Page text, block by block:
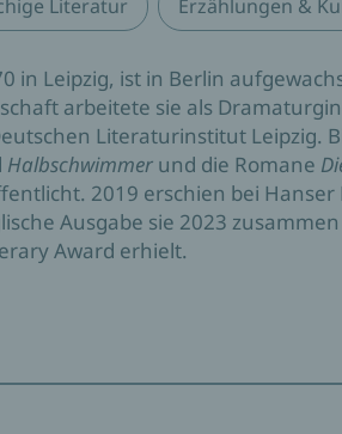
und gesundem Sarkasmus
sich als trostreich, weil sie
was die eigenen
Literatur Erzählungen &
in Leipzig, ist in Berlin
arbeitete sie als
Literaturinstitut Leipzig.
Halbschwimmer und die Romane
2019 erschien bei Hanser
Ausgabe sie 2023
Award erhielt.